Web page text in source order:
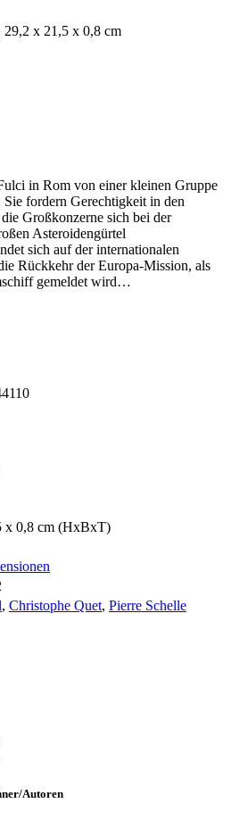
29,2 x 21,5 x 0,8 cm
in Rom von einer kleinen Gruppe
fordern Gerechtigkeit in den
Großkonzerne sich bei der
Asteroidengürtel
sich auf der internationalen
Rückkehr der Europa-Mission, als
gemeldet wird…
x 0,8 cm (HxBxT)
, Christophe Quet, Pierre Schelle
Autoren